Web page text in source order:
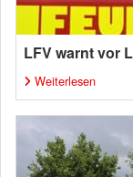
LFV warnt vor
Weiterlesen